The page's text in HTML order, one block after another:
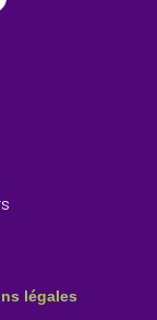
légales